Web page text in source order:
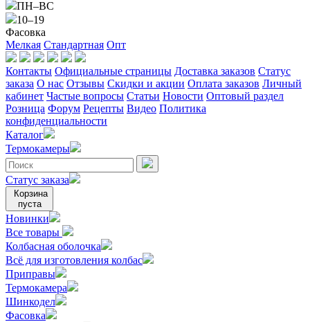
ПН–ВС
10–19
Фасовка
Мелкая Стандартная Опт
Контакты Официальные страницы Доставка заказов Статус
заказа О нас Отзывы Скидки и акции Оплата заказов Личный
кабинет Частые вопросы Статьи Новости Оптовый раздел
Розница Форум Рецепты Видео Политика
конфиденциальности
Каталог
Термокамеры
Статус заказа
Корзина
пуста
Новинки
Все товары
Колбасная оболочка
Всё для изготовления колбас
Приправы
Термокамера
Шинкодел
Фасовка